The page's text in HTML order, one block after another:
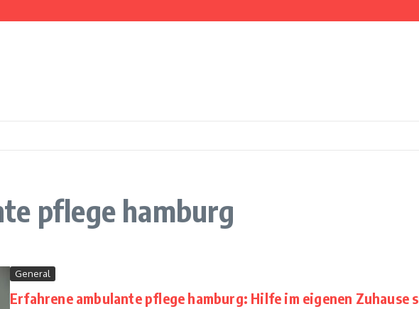
pflege hamburg
General
Erfahrene ambulante pflege hamburg: Hilfe im eigenen Zuhause